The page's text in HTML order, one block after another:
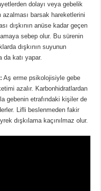
dolayı veya gebelik
barsak hareketlerini
dışkının anüse kadar geçen
sebep olur. Bu sürenin
dışkının suyunun
da katı yapar.
Aş erme psikolojisiyle gebe
azalır. Karbonhidratlardan
gebenin etrafındaki kişiler de
Lifli beslenmeden fakir
dışkılama kaçınılmaz olur.